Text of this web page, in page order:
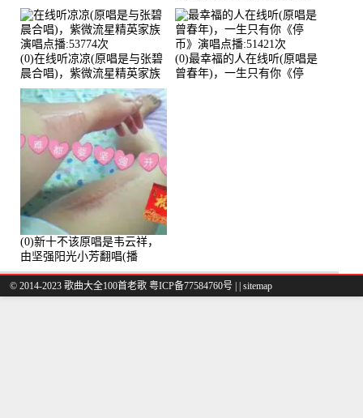
(播放:56258)
(0)在线听凉凉(原唱是与张碧
晨合唱)，紫微流星精英家族
演唱点播:53774次
(0)最幸福的人在线听(原唱是
曾春年)，一生只有你《停
(0)新十不该原唱是韦云祥，
由坚强阳光小芳翻唱(播
放:49861)
© 2014-2023 歌曲大全100首老歌 粤ICP备77584760号 | | sitemap